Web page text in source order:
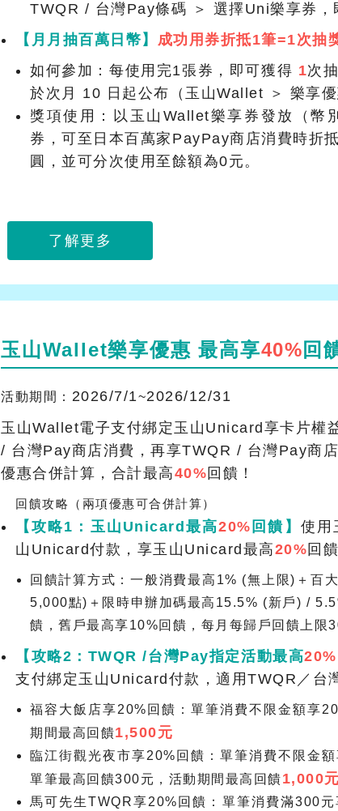
TWQR / 台灣Pay條碼 ＞ 選擇Uni樂享券，
【月月抽百萬日幣】 成功用券折抵1筆=1次抽
如何參加：每使用完1張券，即可獲得 1次
於次月 10 日起公布（玉山Wallet ＞ 樂享優
獎項使用：以玉山Wallet樂享券發放（幣
券，可至日本百萬家PayPay商店消費時折
圓，並可分次使用至餘額為0元。
了解更多
玉山Wallet樂享優惠 最高享40%回
活動期間： 2026/7/1~2026/12/31
玉山Wallet電子支付綁定玉山Unicard享卡片權
/ 台灣Pay商店消費，再享TWQR / 台灣Pay商
優惠合併計算，合計最高40% 回饋！
回饋攻略（兩項優惠可合併計算）
【攻略1：玉山Unicard最高20% 回饋】 使用
山Unicard付款，享玉山Unicard最高20% 回饋
回饋計算方式：一般消費最高1% (無上限)＋百
5,000點)＋限時申辦加碼最高15.5% (新戶) /
饋，舊戶最高享10%回饋，每月每歸戶回饋上限
【攻略2：TWQR /台灣Pay指定活動最高20%
支付綁定玉山Unicard付款，適用TWQR／台
福容大飯店享20%回饋：單筆消費不限金額享
期間最高回饋1,500元
臨江街觀光夜市享20%回饋：單筆消費不限金
單筆最高回饋300元，活動期間最高回饋1,000元
馬可先生TWQR享20%回饋：單筆消費滿300